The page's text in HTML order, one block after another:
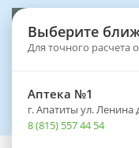
Выберите
Для точного расчета
Аптека №1
г. Апатиты ул. Ленина
8 (815) 557 44 54